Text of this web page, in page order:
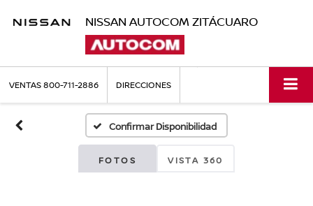
NISSAN AUTOCOM ZITÁCUARO
VENTAS800-711-2886 DIRECCIONES
Confirmar Disponibilidad
FOTOS VISTA 360
Fotos No
Disponibles
Por favor, revise luego